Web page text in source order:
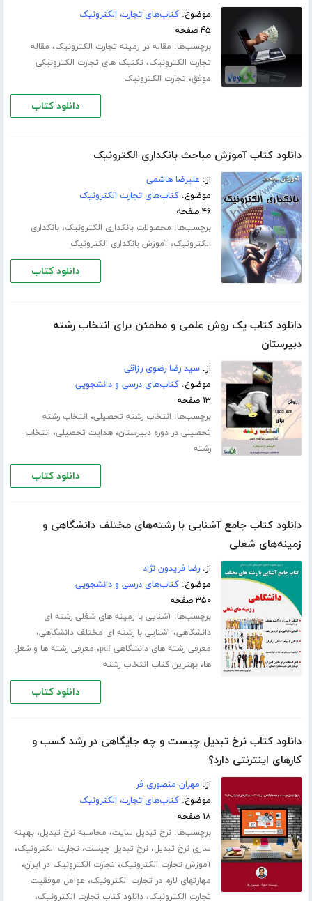
موضوع:کتاب‌های تجارت الکترونیک
۴۵ صفحه
برچسب‌ها: مقاله در زمینه تجارت الکترونیک، مقاله
تجارت الکترونیک، تکنیک های تجارت الکترونیکی
موفق، تجارت الکترونیک
دانلود کتاب
دانلود کتاب آموزش مباحث بانکداری الکترونیک
از: علیرضا هاشمی
موضوع:کتاب‌های تجارت الکترونیک
۴۶ صفحه
برچسب‌ها: محصولات بانکداری الکترونیک،بانکداری
الکترونیک،آموزش بانکداری الکترونیک
دانلود کتاب
دانلود کتاب یک روش علمی و مطمئن برای انتخاب رشته
دبیرستان
از:سید رضا رضوی رزاقی
موضوع:کتاب‌های درسی و دانشجویی
۱۳ صفحه
برچسب‌ها: انتخاب رشته تحصیلی، انتخاب رشته
تحصیلی در دوره دبیرستان،هدایت تحصیلی، انتخاب
رشته
دانلود کتاب
دانلود کتاب جامع آشنایی با رشته‌های مختلف دانشگاهی و
زمینه‌های شغلی
از:رضا فریدون نژاد
موضوع:کتاب‌های درسی و دانشجویی
۳۵۰ صفحه
برچسب‌ها:آشنایی با زمینه های شغلی رشته ای
دانشگاهی،آشنایی با رشته ای مختلف دانشگاهی،
معرفی رشته های دانشگاهی pdf ، معرفی رشته ها و شغل
ها،بهترین کتاب انتخاب رشته
دانلود کتاب
دانلود کتاب نرخ تبدیل چیست و چه جایگاهی در رشد کسب و
کارهای اینترنتی دارد؟
از: مهران منصوری فر
موضوع:کتاب‌های تجارت الکترونیک
۱۸ صفحه
برچسب‌ها:نرخ تبدیل سایت، محاسبه نرخ تبدیل،بهینه
سازی نرخ تبدیل،نرخ تبدیل چیست، تجارت الکترونیک،
آموزش تجارت الکترونیک، تجارت الکترونیک در ایران،
مهارتهای لازم در تجارت الکترونیک، عوامل موفقیت
تجارت الکترونیک،دانلود کتاب تجارت الکترونیک،